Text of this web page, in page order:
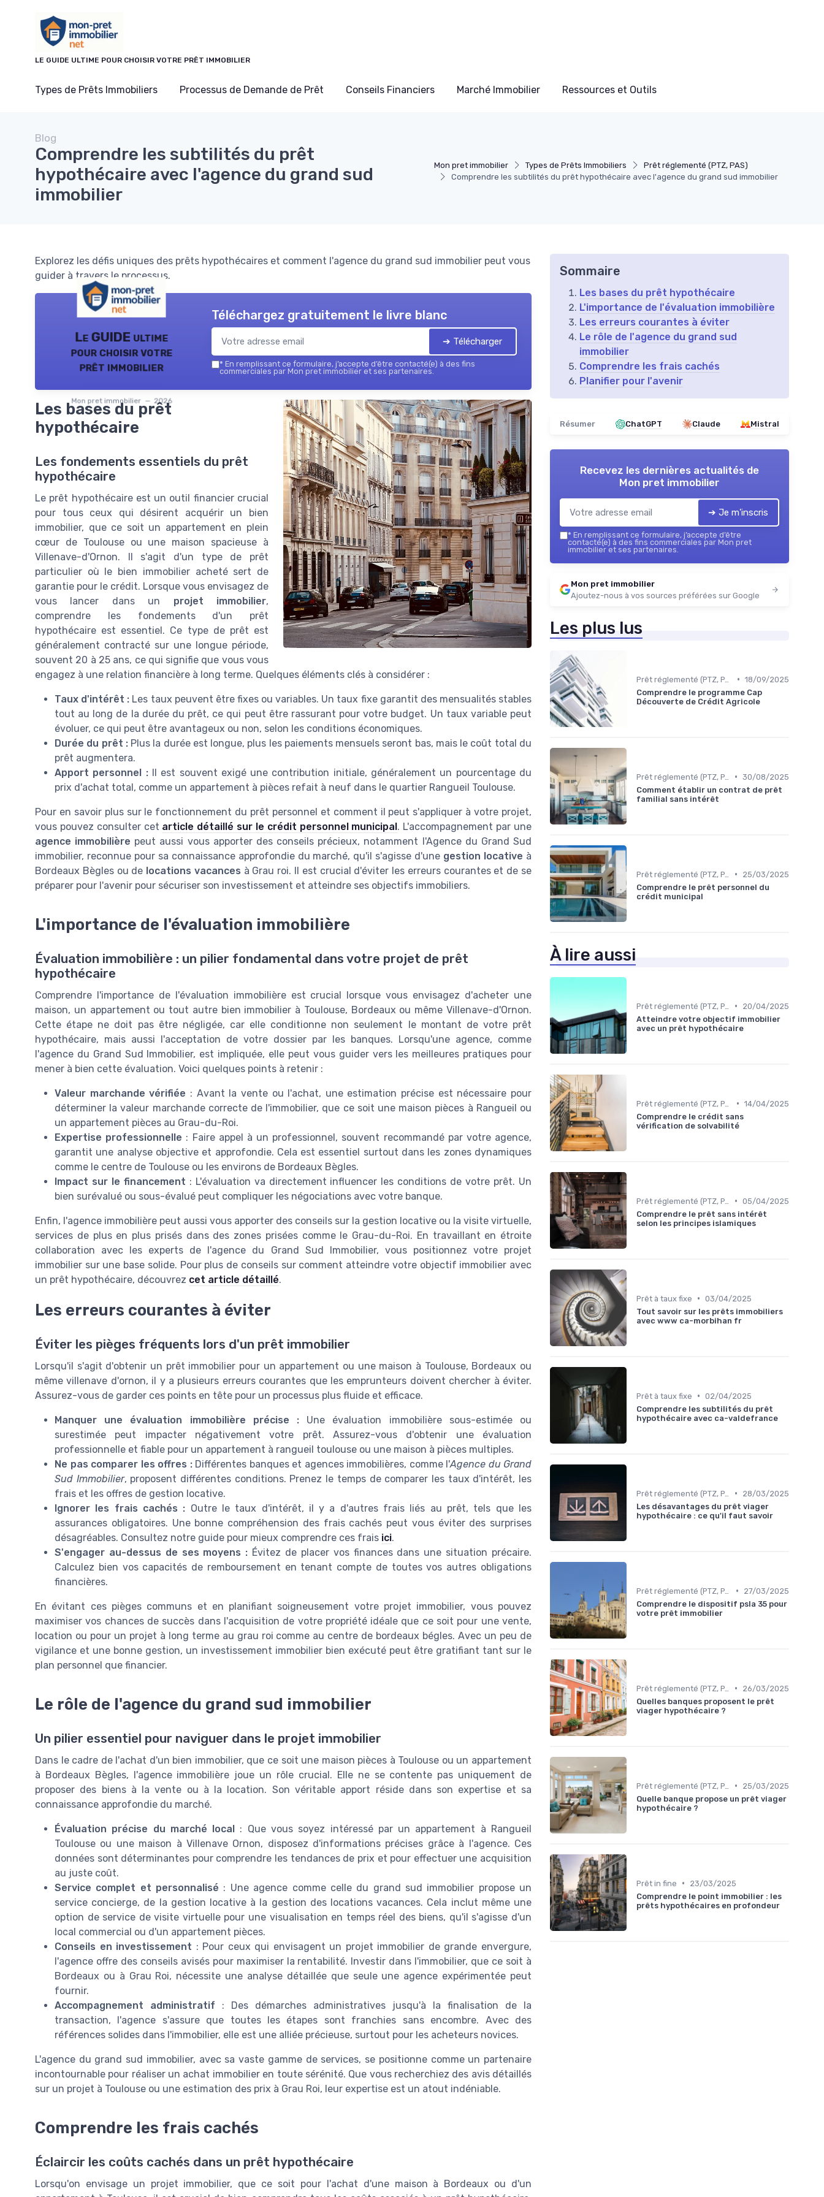
LE GUIDE ULTIME POUR CHOISIR VOTRE PRÊT IMMOBILIER
Types de Prêts Immobiliers Processus de Demande de Prêt Conseils Financiers Marché Immobilier Ressources et Outils
Mon pret immobilier Types de Prêts Immobiliers
Prêt réglementé (PTZ, PAS)
Comprendre les subtilités du prêt hypothécaire avec l'agence du grand sud immobilier
Blog
Comprendre les subtilités du prêt
hypothécaire avec l'agence du grand sud
immobilier
Explorez les défis uniques des prêts hypothécaires et comment l'agence du grand sud immobilier peut vous
guider à travers le processus.
Le GUIDE ultime
pour choisir votre
prêt immobilier
Mon pret immobilier — 2026
Téléchargez gratuitement le livre blanc
➔ Télécharger
* En remplissant ce formulaire, j’accepte d’être contacté(e) à des fins
commerciales par Mon pret immobilier et ses partenaires.
Les bases du prêt
hypothécaire
Les fondements essentiels du prêt
hypothécaire
Le prêt hypothécaire est un outil financier crucial
pour tous ceux qui désirent acquérir un bien
immobilier, que ce soit un appartement en plein
cœur de Toulouse ou une maison spacieuse à
Villenave-d'Ornon. Il s'agit d'un type de prêt
particulier où le bien immobilier acheté sert de
garantie pour le crédit. Lorsque vous envisagez de
vous lancer dans un projet immobilier,
comprendre les fondements d'un prêt
hypothécaire est essentiel. Ce type de prêt est
généralement contracté sur une longue période,
souvent 20 à 25 ans, ce qui signifie que vous vous
engagez à une relation financière à long terme. Quelques éléments clés à considérer :
Taux d'intérêt : Les taux peuvent être fixes ou variables. Un taux fixe garantit des mensualités stables
tout au long de la durée du prêt, ce qui peut être rassurant pour votre budget. Un taux variable peut
évoluer, ce qui peut être avantageux ou non, selon les conditions économiques.
Durée du prêt :Plus la durée est longue, plus les paiements mensuels seront bas, mais le coût total du
prêt augmentera.
Apport personnel :Il est souvent exigé une contribution initiale, généralement un pourcentage du
prix d'achat total, comme un appartement à pièces refait à neuf dans le quartier Rangueil Toulouse.
Pour en savoir plus sur le fonctionnement du prêt personnel et comment il peut s'appliquer à votre projet,
vous pouvez consulter cet article détaillé sur le crédit personnel municipal. L'accompagnement par une
agence immobilière peut aussi vous apporter des conseils précieux, notamment l'Agence du Grand Sud
immobilier, reconnue pour sa connaissance approfondie du marché, qu'il s'agisse d'une gestion locative à
Bordeaux Bègles ou de locations vacances à Grau roi. Il est crucial d'éviter les erreurs courantes et de se
préparer pour l'avenir pour sécuriser son investissement et atteindre ses objectifs immobiliers.
L'importance de l'évaluation immobilière
Évaluation immobilière : un pilier fondamental dans votre projet de prêt
hypothécaire
Comprendre l'importance de l'évaluation immobilière est crucial lorsque vous envisagez d'acheter une
maison, un appartement ou tout autre bien immobilier à Toulouse, Bordeaux ou même Villenave-d'Ornon.
Cette étape ne doit pas être négligée, car elle conditionne non seulement le montant de votre prêt
hypothécaire, mais aussi l'acceptation de votre dossier par les banques. Lorsqu'une agence, comme
l'agence du Grand Sud Immobilier, est impliquée, elle peut vous guider vers les meilleures pratiques pour
mener à bien cette évaluation. Voici quelques points à retenir :
Valeur marchande vérifiée : Avant la vente ou l'achat, une estimation précise est nécessaire pour
déterminer la valeur marchande correcte de l'immobilier, que ce soit une maison pièces à Rangueil ou
un appartement pièces au Grau-du-Roi.
Expertise professionnelle : Faire appel à un professionnel, souvent recommandé par votre agence,
garantit une analyse objective et approfondie. Cela est essentiel surtout dans les zones dynamiques
comme le centre de Toulouse ou les environs de Bordeaux Bègles.
Impact sur le financement : L'évaluation va directement influencer les conditions de votre prêt. Un
bien surévalué ou sous-évalué peut compliquer les négociations avec votre banque.
Enfin, l'agence immobilière peut aussi vous apporter des conseils sur la gestion locative ou la visite virtuelle,
services de plus en plus prisés dans des zones prisées comme le Grau-du-Roi. En travaillant en étroite
collaboration avec les experts de l'agence du Grand Sud Immobilier, vous positionnez votre projet
immobilier sur une base solide. Pour plus de conseils sur comment atteindre votre objectif immobilier avec
un prêt hypothécaire, découvrez cet article détaillé.
Les erreurs courantes à éviter
Éviter les pièges fréquents lors d'un prêt immobilier
Lorsqu'il s'agit d'obtenir un prêt immobilier pour un appartement ou une maison à Toulouse, Bordeaux ou
même villenave d'ornon, il y a plusieurs erreurs courantes que les emprunteurs doivent chercher à éviter.
Assurez-vous de garder ces points en tête pour un processus plus fluide et efficace.
Manquer une évaluation immobilière précise : Une évaluation immobilière sous-estimée ou
surestimée peut impacter négativement votre prêt. Assurez-vous d'obtenir une évaluation
professionnelle et fiable pour un appartement à rangueil toulouse ou une maison à pièces multiples.
Ne pas comparer les offres :Différentes banques et agences immobilières, comme l'Agence du Grand
Sud Immobilier, proposent différentes conditions. Prenez le temps de comparer les taux d'intérêt, les
frais et les offres de gestion locative.
Ignorer les frais cachés : Outre le taux d'intérêt, il y a d'autres frais liés au prêt, tels que les
assurances obligatoires. Une bonne compréhension des frais cachés peut vous éviter des surprises
désagréables. Consultez notre guide pour mieux comprendre ces frais ici.
S'engager au-dessus de ses moyens : Évitez de placer vos finances dans une situation précaire.
Calculez bien vos capacités de remboursement en tenant compte de toutes vos autres obligations
financières.
En évitant ces pièges communs et en planifiant soigneusement votre projet immobilier, vous pouvez
maximiser vos chances de succès dans l'acquisition de votre propriété idéale que ce soit pour une vente,
location ou pour un projet à long terme au grau roi comme au centre de bordeaux bégles. Avec un peu de
vigilance et une bonne gestion, un investissement immobilier bien exécuté peut être gratifiant tant sur le
plan personnel que financier.
Le rôle de l'agence du grand sud immobilier
Un pilier essentiel pour naviguer dans le projet immobilier
Dans le cadre de l'achat d'un bien immobilier, que ce soit une maison pièces à Toulouse ou un appartement
à Bordeaux Bègles, l'agence immobilière joue un rôle crucial. Elle ne se contente pas uniquement de
proposer des biens à la vente ou à la location. Son véritable apport réside dans son expertise et sa
connaissance approfondie du marché.
Évaluation précise du marché local
: Que vous soyez intéressé par un appartement à Rangueil
Toulouse ou une maison à Villenave Ornon, disposez d'informations précises grâce à l'agence. Ces
données sont déterminantes pour comprendre les tendances de prix et pour effectuer une acquisition
au juste coût.
Service complet et personnalisé : Une agence comme celle du grand sud immobilier propose un
service concierge, de la gestion locative à la gestion des locations vacances. Cela inclut même une
option de service de visite virtuelle pour une visualisation en temps réel des biens, qu'il s'agisse d'un
local commercial ou d'un appartement pièces.
Conseils en investissement : Pour ceux qui envisagent un projet immobilier de grande envergure,
l'agence offre des conseils avisés pour maximiser la rentabilité. Investir dans l'immobilier, que ce soit à
Bordeaux ou à Grau Roi, nécessite une analyse détaillée que seule une agence expérimentée peut
fournir.
Accompagnement administratif : Des démarches administratives jusqu'à la finalisation de la
transaction, l'agence s'assure que toutes les étapes sont franchies sans encombre. Avec des
références solides dans l'immobilier, elle est une alliée précieuse, surtout pour les acheteurs novices.
L'agence du grand sud immobilier, avec sa vaste gamme de services, se positionne comme un partenaire
incontournable pour réaliser un achat immobilier en toute sérénité. Que vous recherchiez des avis détaillés
sur un projet à Toulouse ou une estimation des prix à Grau Roi, leur expertise est un atout indéniable.
Comprendre les frais cachés
Éclaircir les coûts cachés dans un prêt hypothécaire
Lorsqu'on envisage un projet immobilier, que ce soit pour l'achat d'une maison à Bordeaux ou d'un
Sommaire
Les bases du prêt hypothécaire
L'importance de l'évaluation immobilière
Les erreurs courantes à éviter
Le rôle de l'agence du grand sud
immobilier
Comprendre les frais cachés
Planifier pour l'avenir
Résumer ChatGPT Claude Mistral
Recevez les dernières actualités de
Mon pret immobilier
➔ Je m'inscris
* En remplissant ce formulaire, j’accepte d’être
contacté(e) à des fins commerciales par Mon pret
immobilier et ses partenaires.
Mon pret immobilier
Ajoutez-nous à vos sources préférées sur Google
Les plus lus
• 18/09/2025
Comprendre le programme Cap
Découverte de Crédit Agricole
• 30/08/2025
Comment établir un contrat de prêt
familial sans intérêt
•
25/03/2025
Comprendre le prêt personnel du
crédit municipal
À lire aussi
•
20/04/2025
Atteindre votre objectif immobilier
avec un prêt hypothécaire
• 14/04/2025
Comprendre le crédit sans
vérification de solvabilité
• 05/04/2025
Comprendre le prêt sans intérêt
selon les principes islamiques
Prêt à taux fixe • 03/04/2025
Tout savoir sur les prêts immobiliers
avec www ca-morbihan fr
Prêt à taux fixe • 02/04/2025
Comprendre les subtilités du prêt
hypothécaire avec ca-valdefrance
•
28/03/2025
Les désavantages du prêt viager
hypothécaire : ce qu'il faut savoir
•
27/03/2025
Comprendre le dispositif psla 35 pour
votre prêt immobilier
•
26/03/2025
Quelles banques proposent le prêt
viager hypothécaire ?
•
25/03/2025
Quelle banque propose un prêt viager
hypothécaire ?
Prêt in fine •
23/03/2025
Comprendre le point immobilier : les
prêts hypothécaires en profondeur